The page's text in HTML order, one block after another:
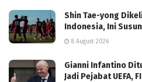
Shin Tae-yong
Indonesia, Ini
8 August 2026
Gianni Infantino
Jadi Pejabat UEFA,